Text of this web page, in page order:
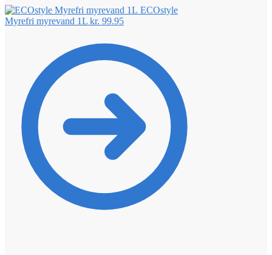
ECOstyle
Myrefri myrevand 1L kr. 99.95